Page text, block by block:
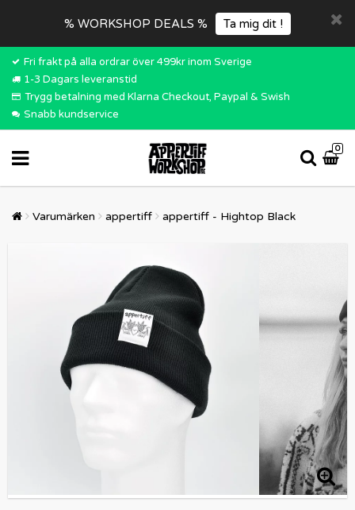
% WORKSHOP DEALS % Ta mig dit !
Fri frakt på alla ordrar över 499kr inom Sverige
1-3 Dagars leveranstid
Trygg betalning med Klarna Checkout, Paypal & Swish
Snabb kundservice
0
Varumärken appertiff appertiff - Hightop Black